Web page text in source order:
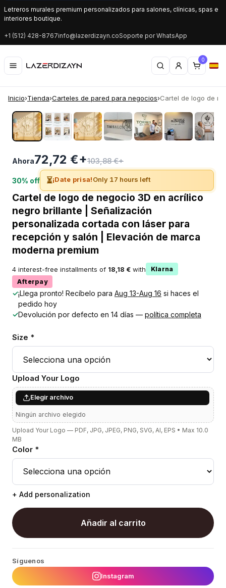
Letreros murales premium personalizados para salones, clínicas, spas e
interiores boutique.
+1 (512) 428-8767info@lazerdizayn.coSoporte por WhatsApp
0
Inicio›Tienda›Carteles de pared para negocios›Cartel de logo de
‹ ›
Ahora72,72 €+103,88 €+
30% off ⏳¡Date prisa!Only 17 hours left
Cartel de logo de negocio 3D en acrílico
negro brillante | Señalización
personalizada cortada con láser para
recepción y salón | Elevación de marca
moderna premium
4 interest-free installments of 18,18 € with
Klarna
Afterpay
✓¡Llega pronto! Recíbelo para Aug 13-Aug 16 si haces el
pedido hoy
✓Devolución por defecto en 14 días — política completa
Size *
Upload Your Logo
Elegir archivo
Ningún archivo elegido
Upload Your Logo — PDF, JPG, JPEG, PNG, SVG, AI, EPS • Max 10.0
MB
Color *
+ Add personalization
Añadir al carrito
Síguenos
Instagram